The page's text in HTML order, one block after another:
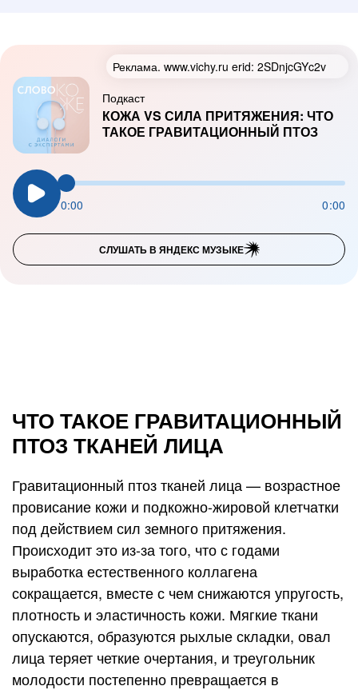
Реклама. www.vichy.ru erid: 2SDnjcGYc2v
Подкаст
КОЖА VS СИЛА ПРИТЯЖЕНИЯ: ЧТО
ТАКОЕ ГРАВИТАЦИОННЫЙ ПТОЗ
0:00 0:00
СЛУШАТЬ В ЯНДЕКС МУЗЫКЕ
ЧТО ТАКОЕ ГРАВИТАЦИОННЫЙ
ПТОЗ ТКАНЕЙ ЛИЦА
Гравитационный птоз тканей лица — возрастное
провисание кожи и подкожно-жировой клетчатки
под действием сил земного притяжения.
Происходит это из-за того, что с годами
выработка естественного коллагена
сокращается, вместе с чем снижаются упругость,
плотность и эластичность кожи. Мягкие ткани
опускаются, образуются рыхлые складки, овал
лица теряет четкие очертания, и треугольник
молодости постепенно превращается в